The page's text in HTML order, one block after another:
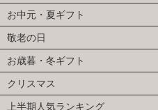
お中元・夏ギフト
敬老の日
お歳暮・冬ギフト
クリスマス
上半期人気ランキング